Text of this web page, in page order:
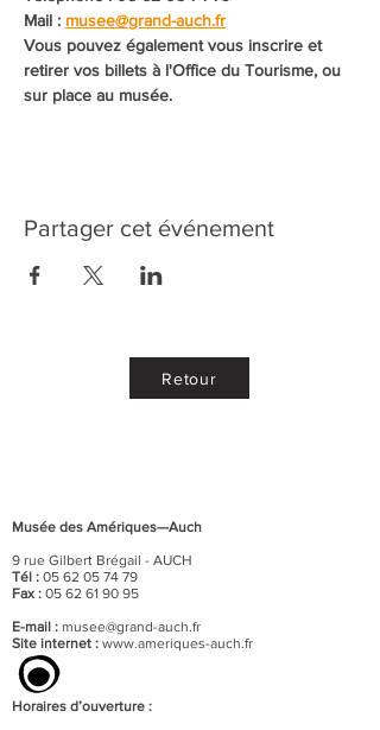
Mail : musee@grand-auch.fr
Vous pouvez également vous inscrire et
retirer vos billets à l'Office du Tourisme, ou
sur place au musée.
Partager cet événement
Retour
Musée des Amériques—Auch
9 rue Gilbert Brégail - AUCH
Tél : 05 62 05 74 79
Fax : 05 62 61 90 95
E-mail : musee@grand-auch.fr
Site internet : www.ameriques-auch.fr
Horaires d’ouverture :